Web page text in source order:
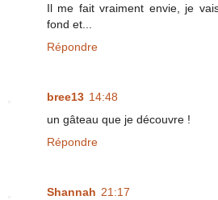
Il me fait vraiment envie, je
fond et...
Répondre
bree13 14:48
un gâteau que je découvre !
Répondre
Shannah 21:17